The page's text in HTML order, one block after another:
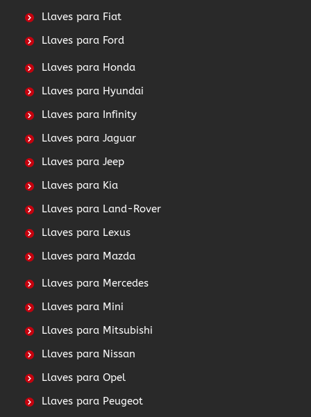
Llaves para Fiat
Llaves para Ford
Llaves para Honda
Llaves para Hyundai
Llaves para Infinity
Llaves para Jaguar
Llaves para Jeep
Llaves para Kia
Llaves para Land-Rover
Llaves para Lexus
Llaves para Mazda
Llaves para Mercedes
Llaves para Mini
Llaves para Mitsubishi
Llaves para Nissan
Llaves para Opel
Llaves para Peugeot